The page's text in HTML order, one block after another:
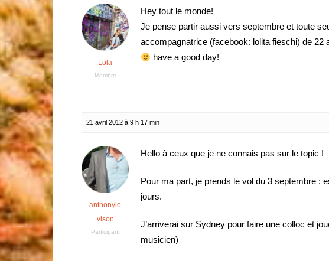
Lola
Membre
Hey tout le monde!
Je pense partir aussi vers septembre et toute
accompagnatrice (facebook: lolita fieschi) de
have a good day!
21 avril 2012 à 9 h 17 min
anthonylo
vison
Participant
Hello à ceux que je ne connais pas sur le topic !
Pour ma part, je prends le vol du 3 septembre :
jours.
J’arriverai sur Sydney pour faire une colloc et
musicien)